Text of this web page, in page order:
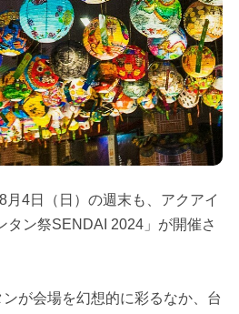
月4日（日）の週末も、アクアイ
タン祭SENDAI 2024」が開催さ
が会場を幻想的に彩るなか、台